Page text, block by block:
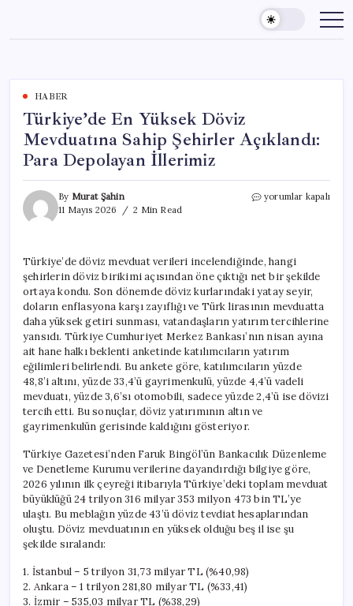
content
HABER
Türkiye’de En Yüksek Döviz
Mevduatına Sahip Şehirler Açıklandı:
Para Depolayan İllerimiz
By Murat Şahin
11 Mayıs 2026
2 Min Read
Türkiye’de
Sahip
Şehirler
Açıklandı:
Para
Depolayan
için
yorumlar kapalı
Türkiye’de döviz mevduat verileri incelendiğinde, hangi
şehirlerin döviz birikimi açısından öne çıktığı net bir şekilde
ortaya kondu. Son dönemde döviz kurlarındaki yatay seyir,
doların enflasyona karşı zayıflığı ve Türk lirasının mevduatta
daha yüksek getiri sunması, vatandaşların yatırım tercihlerine
yansıdı. Türkiye Cumhuriyet Merkez Bankası’nın nisan ayına
ait hane halkı beklenti anketinde katılımcıların yatırım
eğilimleri belirlendi. Bu ankete göre, katılımcıların yüzde
48,8’i altını, yüzde 33,4’ü gayrimenkulü, yüzde 4,4’ü vadeli
mevduatı, yüzde 3,6’sı otomobili, sadece yüzde 2,4’ü ise dövizi
tercih etti. Bu sonuçlar, döviz yatırımının altın ve
gayrimenkulün gerisinde kaldığını gösteriyor.
Türkiye Gazetesi’nden Faruk Bingöl’ün Bankacılık Düzenleme
ve Denetleme Kurumu verilerine dayandırdığı bilgiye göre,
2026 yılının ilk çeyreği itibarıyla Türkiye’deki toplam mevduat
büyüklüğü 24 trilyon 316 milyar 353 milyon 473 bin TL’ye
ulaştı. Bu meblağın yüzde 43’ü döviz tevdiat hesaplarından
oluştu. Döviz mevduatının en yüksek olduğu beş il ise şu
şekilde sıralandı:
1. İstanbul – 5 trilyon 31,73 milyar TL (%40,98)
2. Ankara – 1 trilyon 281,80 milyar TL (%33,41)
3. İzmir – 535,03 milyar TL (%38,29)